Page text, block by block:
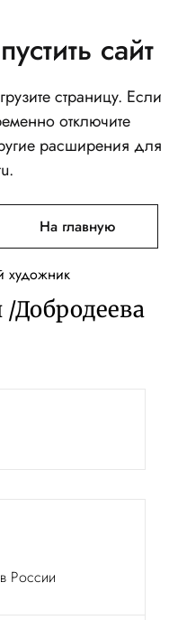
сайт
страницу. Если
отключите
расширения для
На главную
художник
/Добродеева
России